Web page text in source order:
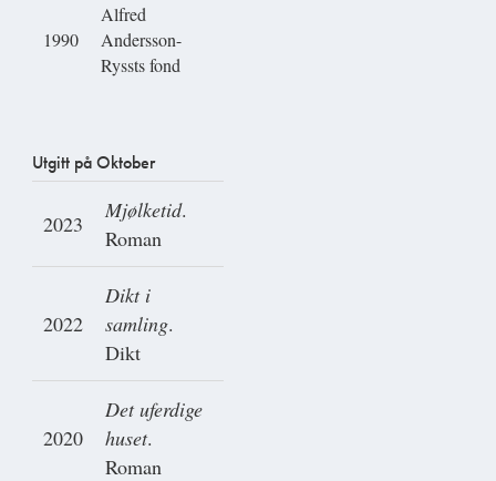
1990
Alfred
Andersson-
Ryssts fond
Utgitt på Oktober
2023
Mjølketid.
Roman
2022
Dikt i
samling.
Dikt
2020
Det uferdige
huset.
Roman